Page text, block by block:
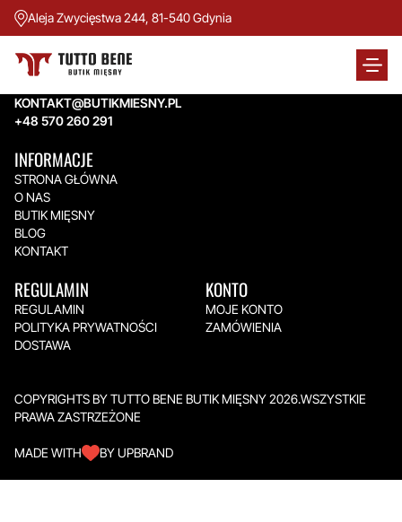
Aleja Zwycięstwa 244, 81-540 Gdynia
TUTTO BENE BUTIK MIĘSNY
Aleja Zwycięstwa 244,
KONTAKT@BUTIKMIESNY.PL
+48 570 260 291
INFORMACJE
STRONA GŁÓWNA
O NAS
BUTIK MIĘSNY
BLOG
KONTAKT
REGULAMIN
REGULAMIN
POLITYKA PRYWATNOŚCI
DOSTAWA
KONTO
MOJE KONTO
ZAMÓWIENIA
COPYRIGHTS BY TUTTO BENE BUTIK MIĘSNY 2026.WSZYSTKIE
PRAWA ZASTRZEŻONE
MADE WITH BY UPBRAND